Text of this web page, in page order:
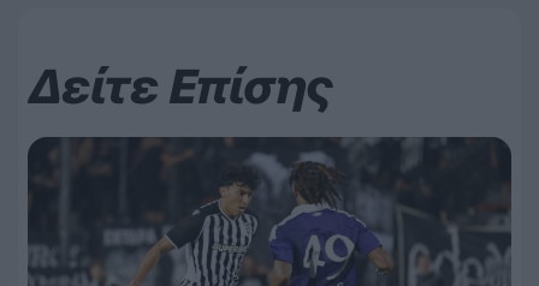
Δείτε Επίσης